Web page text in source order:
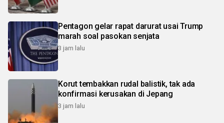
Pentagon gelar rapat darurat usai Trump
marah soal pasokan senjata
3 jam lalu
Korut tembakkan rudal balistik, tak ada
konfirmasi kerusakan di Jepang
3 jam lalu